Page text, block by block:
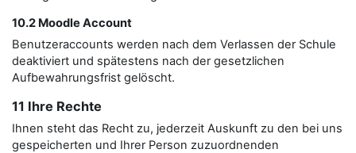
10.2 Moodle Account
Benutzeraccounts werden nach dem Verlassen der Schule
deaktiviert und spätestens nach der gesetzlichen
Aufbewahrungsfrist gelöscht.
11 Ihre Rechte
Ihnen steht das Recht zu, jederzeit Auskunft zu den bei uns
gespeicherten und Ihrer Person zuzuordnenden